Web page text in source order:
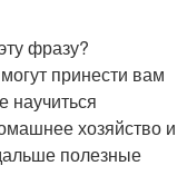
фразу?
принести вам
научиться
хозяйство и
полезные